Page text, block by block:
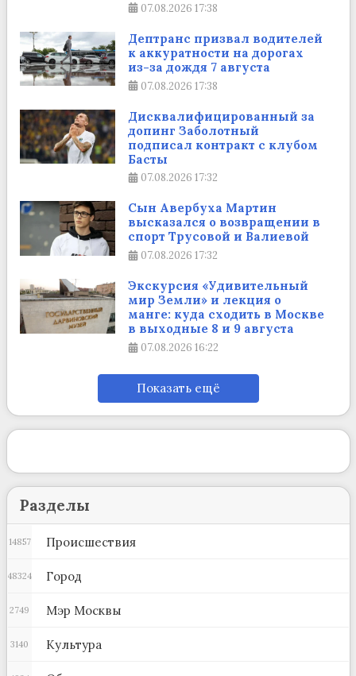
07.08.2026 17:38
Дептранс призвал водителей
к аккуратности на дорогах
из-за дождя 7 августа
07.08.2026 17:38
Дисквалифицированный за
допинг Заболотный
подписал контракт с клубом
Басты
07.08.2026 17:32
Сын Авербуха Мартин
высказался о возвращении в
спорт Трусовой и Валиевой
07.08.2026 17:32
Экскурсия «Удивительный
мир Земли» и лекция о
манге: куда сходить в Москве
в выходные 8 и 9 августа
07.08.2026 16:22
Показать ещё
Разделы
Происшествия
14857
Город
48324
Мэр Москвы
2749
Культура
3140